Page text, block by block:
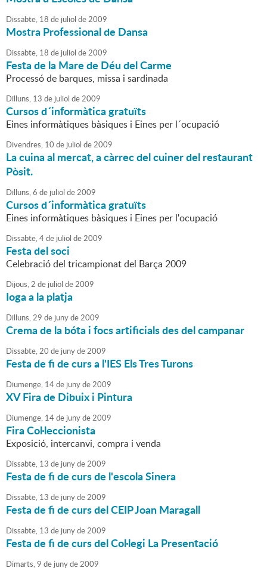
Dissabte, 18 de juliol de2009
Mostra Professional de Dansa
Dissabte, 18 de juliol de2009
Festa de la Mare de Déu del Carme
Processó de barques, missa i sardinada
Dilluns, 13 de juliol de2009
Cursos d´informàtica gratuïts
Eines informàtiques bàsiques i Eines per l´ocupació
Divendres, 10 de juliol de2009
La cuina al mercat, a càrrec del cuiner del restaurant
Pòsit.
Dilluns,6 de juliol de2009
Cursos d´informàtica gratuïts
Eines informàtiques bàsiques i Eines per l'ocupació
Dissabte,4de juliol de2009
Festa del soci
Celebració del tricampionat del Barça 2009
Dijous,2 de juliol de2009
Ioga a la platja
Dilluns,29 de junyde2009
Crema de la bóta i focs artificials des del campanar
Dissabte,20 de junyde2009
Festa de fi de curs a l'IES Els Tres Turons
Diumenge, 14de junyde2009
XV Fira de Dibuix i Pintura
Diumenge, 14de junyde2009
Fira Col·leccionista
Exposició, intercanvi, compra i venda
Dissabte, 13 de junyde2009
Festa de fi de curs de l'escola Sinera
Dissabte, 13 de junyde2009
Festa de fi de curs del CEIP Joan Maragall
Dissabte, 13 de junyde2009
Festa de fi de curs del Col·legi La Presentació
Dimarts,9 de junyde2009